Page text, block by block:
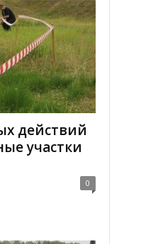
действий
участки
0